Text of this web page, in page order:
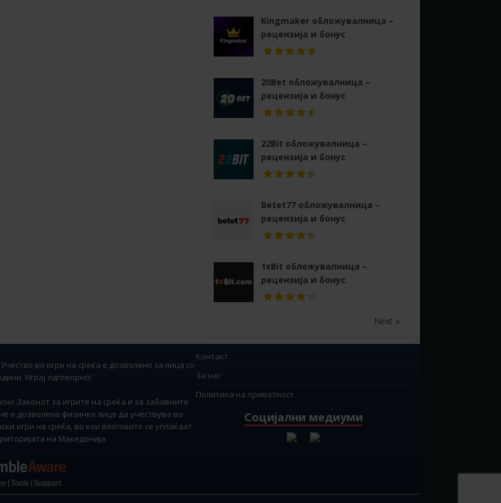
Kingmaker обложувалница –
рецензија и бонус
20Bet обложувалница –
рецензија и бонус
22Bit обложувалница –
рецензија и бонус
Betet77 обложувалница –
рецензија и бонус
1xBit обложувалница –
рецензија и бонус
Next »
Учество во игри на среќа е дозволено за лица со
Играј одговорно!
Законот за игрите на среќа и за забавните
е дозволено физичко лице да учествува во
игри на среќа, во кои влоговите се уплаќаат
на Македонија.
Контакт
За нас
Политика на приватност
Социјални медиуми